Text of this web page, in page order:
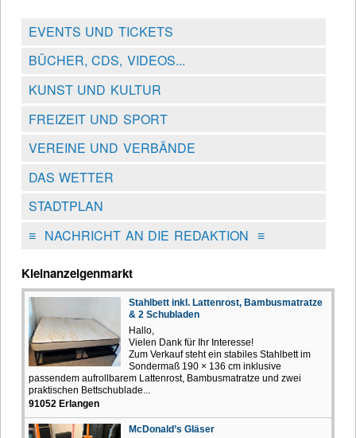
EVENTS UND TICKETS
BÜCHER, CDS, VIDEOS...
KUNST UND KULTUR
FREIZEIT UND SPORT
VEREINE UND VERBÄNDE
DAS WETTER
STADTPLAN
≡NACHRICHT AN DIE REDAKTION ≡
Kleinanzeigenmarkt
Stahlbett inkl. Lattenrost, Bambusmatratze
& 2 Schubladen
Hallo,
Vielen Dank für Ihr Interesse!
Zum Verkauf steht ein stabiles Stahlbett im
Sondermaß 190 × 136 cm inklusive
passendem aufrollbarem Lattenrost, Bambusmatratze und zwei
praktischen Bettschublade...
91052 Erlangen
McDonald’s Gläser